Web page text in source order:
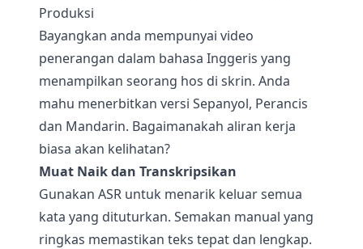
Produksi
Bayangkan anda mempunyai video
penerangan dalam bahasa Inggeris yang
menampilkan seorang hos di skrin. Anda
mahu menerbitkan versi Sepanyol, Perancis
dan Mandarin. Bagaimanakah aliran kerja
biasa akan kelihatan?
Muat Naik dan Transkripsikan
Gunakan ASR untuk menarik keluar semua
kata yang dituturkan. Semakan manual yang
ringkas memastikan teks tepat dan lengkap.